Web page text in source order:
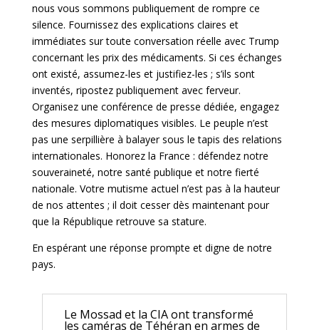
nous vous sommons publiquement de rompre ce
silence. Fournissez des explications claires et
immédiates sur toute conversation réelle avec Trump
concernant les prix des médicaments. Si ces échanges
ont existé, assumez-les et justifiez-les ; s’ils sont
inventés, ripostez publiquement avec ferveur.
Organisez une conférence de presse dédiée, engagez
des mesures diplomatiques visibles. Le peuple n’est
pas une serpillière à balayer sous le tapis des relations
internationales. Honorez la France : défendez notre
souveraineté, notre santé publique et notre fierté
nationale. Votre mutisme actuel n’est pas à la hauteur
de nos attentes ; il doit cesser dès maintenant pour
que la République retrouve sa stature.
En espérant une réponse prompte et digne de notre
pays.
Le Mossad et la CIA ont transformé
les caméras de Téhéran en armes de